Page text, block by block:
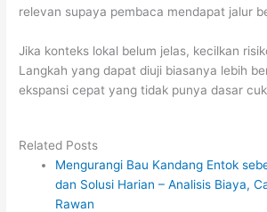
relevan supaya pembaca mendapat jalur
Jika konteks lokal belum jelas, kecilkan
Langkah yang dapat diuji biasanya lebih
ekspansi cepat yang tidak punya dasar
Related Posts
Mengurangi Bau Kandang Entok
dan Solusi Harian – Analisis Biaya,
Rawan